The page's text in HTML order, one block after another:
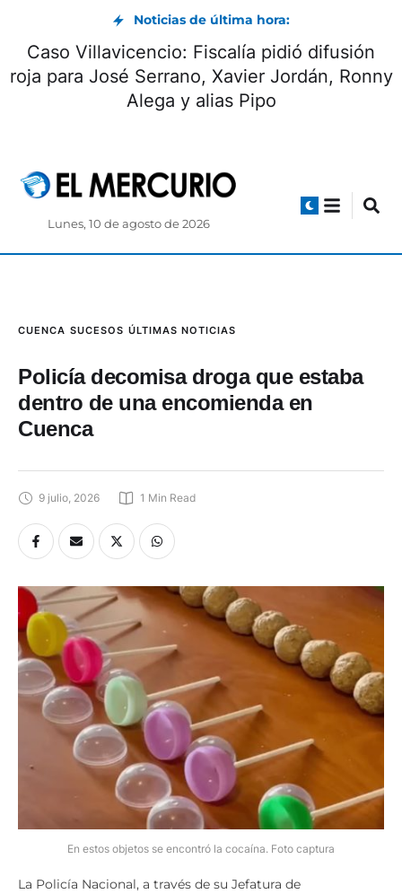
Noticias de última hora:
Caso Villavicencio: Fiscalía pidió difusión
roja para José Serrano, Xavier Jordán, Ronny
Alega y alias Pipo
Lunes, 10 de agosto de 2026
CUENCA SUCESOS ÚLTIMAS NOTICIAS
Policía decomisa droga que estaba
dentro de una encomienda en
Cuenca
9 julio, 2026 1 Min Read
En estos objetos se encontró la cocaína. Foto captura
La Policía Nacional, a través de su Jefatura de